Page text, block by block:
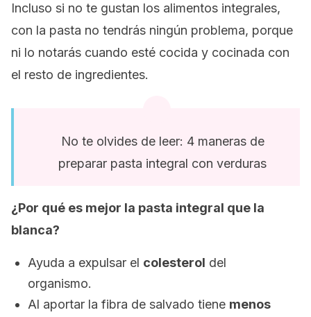
Incluso si no te gustan los alimentos integrales,
con la pasta no tendrás ningún problema, porque
ni lo notarás cuando esté cocida y cocinada con
el resto de ingredientes.
No te olvides de leer: 4 maneras de
preparar pasta integral con verduras
¿Por qué es mejor la pasta integral que la
blanca?
Ayuda a expulsar el colesterol del
organismo.
Al aportar la fibra de salvado tiene menos